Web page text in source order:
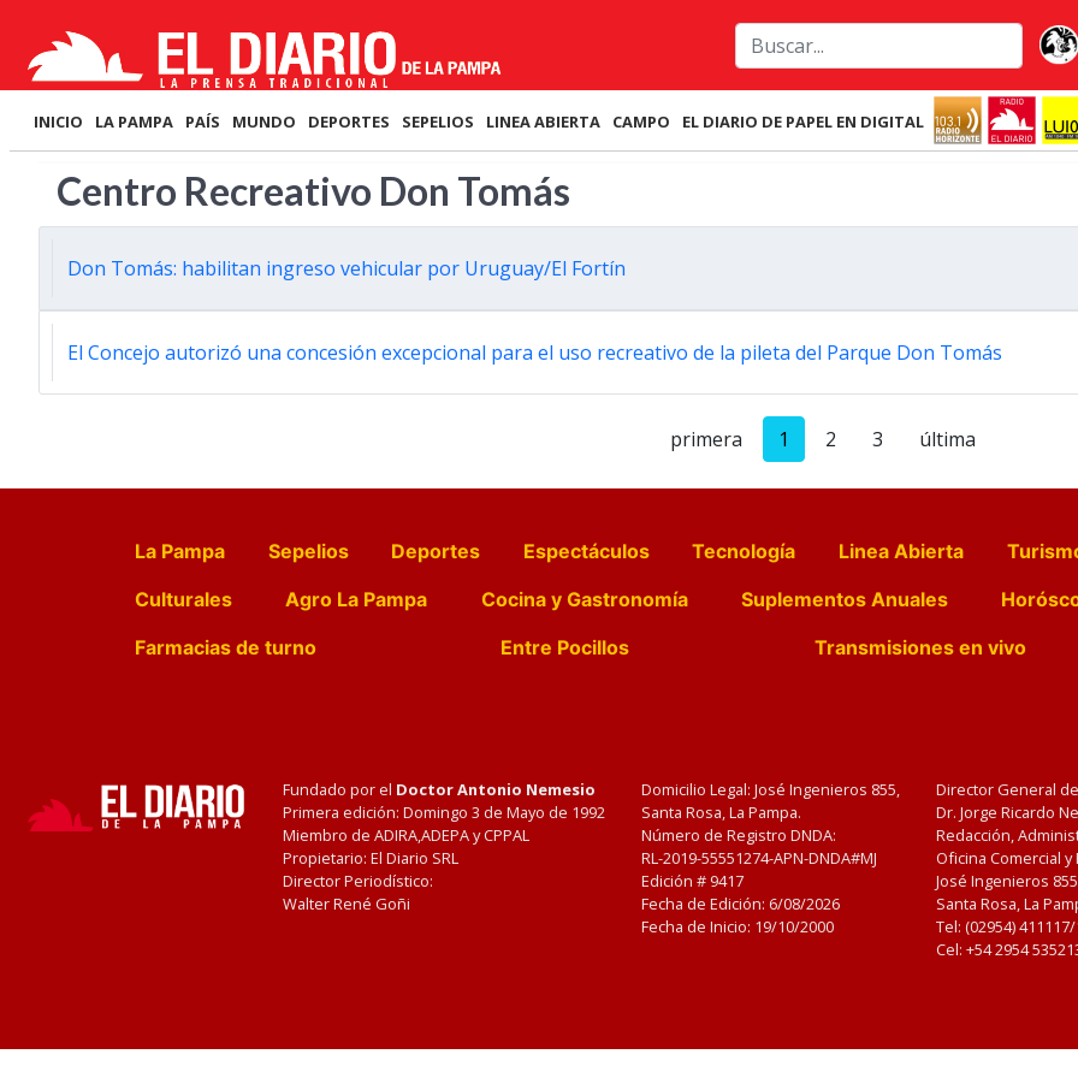
INICIO LA PAMPA PAÍS MUNDO DEPORTES SEPELIOS LINEA ABIERTA CAMPO EL DIARIO DE PAPEL EN DIGITAL
Centro Recreativo Don Tomás
Don Tomás: habilitan ingreso vehicular por Uruguay/El Fortín
El Concejo autorizó una concesión excepcional para el uso recreativo de la pileta del Parque Don Tomás
primera 1 2 3 última
La Pampa Sepelios Deportes Espectáculos Tecnología Linea Abierta
Culturales
Agro La Pampa Cocina y Gastronomía Suplementos Anuales
Farmacias de turno
Entre Pocillos Transmisiones en vivo
Fundado por el Doctor Antonio Nemesio
Primera edición: Domingo 3 de Mayo de 1992
Miembro de ADIRA,ADEPA y CPPAL
Propietario: El Diario SRL
Director Periodístico:
Walter René Goñi
Domicilio Legal: José Ingenieros 855,
Santa Rosa, La Pampa.
Número de Registro DNDA:
RL-2019-55551274-APN-DNDA#MJ
Edición # 9417
Fecha de Edición: 6/08/2026
Fecha de Inicio: 19/10/2000
Director General
Dr. Jorge Ricardo
Redacción,
Oficina Comercial
José Ingenieros
Santa Rosa, La
Tel: (02954)
Cel: +54 2954